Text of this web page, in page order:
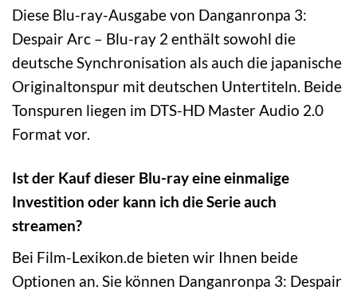
Diese Blu-ray-Ausgabe von Danganronpa 3:
Despair Arc – Blu-ray 2 enthält sowohl die
deutsche Synchronisation als auch die japanische
Originaltonspur mit deutschen Untertiteln. Beide
Tonspuren liegen im DTS-HD Master Audio 2.0
Format vor.
Ist der Kauf dieser Blu-ray eine einmalige
Investition oder kann ich die Serie auch
streamen?
Bei Film-Lexikon.de bieten wir Ihnen beide
Optionen an. Sie können Danganronpa 3: Despair